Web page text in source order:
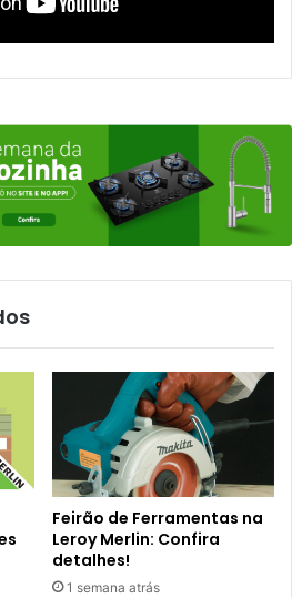
Feirão de Ferramentas na
Leroy Merlin: Confira
detalhes!
1 semana atrás